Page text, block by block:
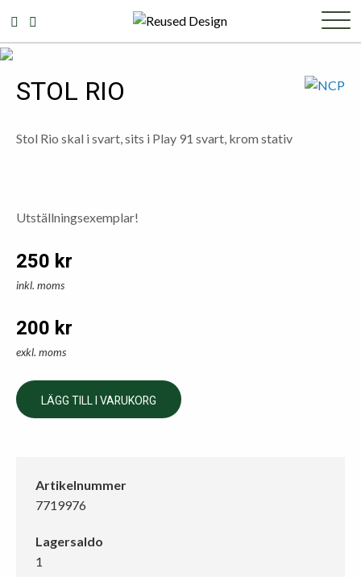
STOL RIO
Stol Rio skal i svart, sits i Play 91 svart, krom stativ
Utställningsexemplar!
250 kr
inkl. moms
200 kr
exkl. moms
LÄGG TILL I VARUKORG
Artikelnummer
7719976
Lagersaldo
1